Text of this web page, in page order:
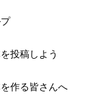
投稿しよう
作る皆さんへ